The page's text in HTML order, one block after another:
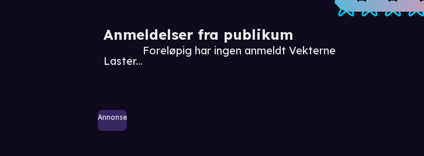
Anmeldelser fra publikum
Laster...
Foreløpig har ingen anmeldt Vekterne
Annonse